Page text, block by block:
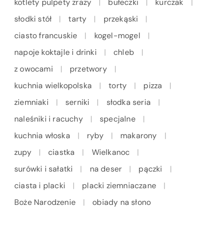
kotlety pulpety zrazy bułeczki
kurczak
słodki stół
tarty
przekąski
ciasto francuskie
kogel-mogel
napoje koktajle i drinki
chleb
z owocami
przetwory
kuchnia wielkopolska
torty
pizza
ziemniaki
serniki
słodka seria
naleśniki i racuchy
specjalne
kuchnia włoska
ryby
makarony
zupy
ciastka
Wielkanoc
surówki i sałatki
na deser
pączki
ciasta i placki
placki ziemniaczane
Boże Narodzenie
obiady na słono